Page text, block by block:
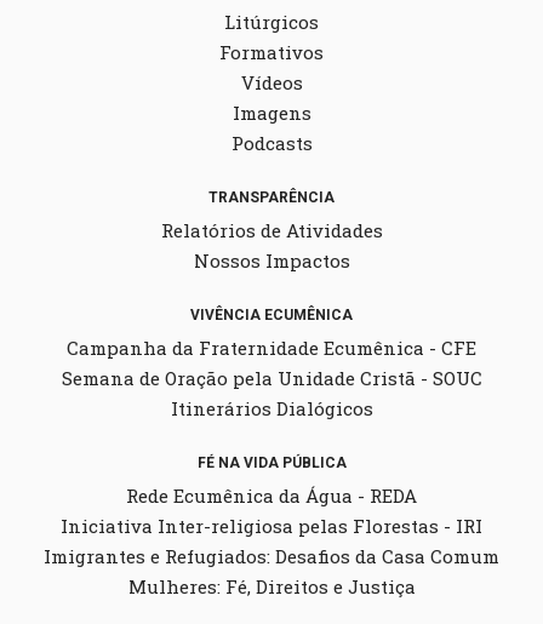
Litúrgicos
Formativos
Vídeos
Imagens
Podcasts
TRANSPARÊNCIA
Relatórios de Atividades
Nossos Impactos
VIVÊNCIA ECUMÊNICA
Campanha da Fraternidade Ecumênica - CFE
Semana de Oração pela Unidade Cristã - SOUC
Itinerários Dialógicos
FÉ NA VIDA PÚBLICA
Rede Ecumênica da Água - REDA
Iniciativa Inter-religiosa pelas Florestas - IRI
Imigrantes e Refugiados: Desafios da Casa Comum
Mulheres: Fé, Direitos e Justiça